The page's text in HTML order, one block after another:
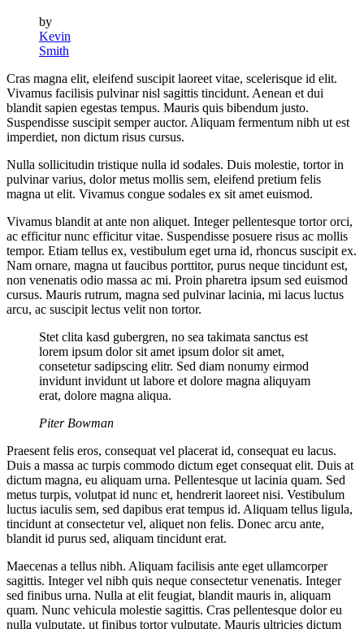
by
Kevin
Smith
Cras magna elit, eleifend suscipit laoreet vitae, scelerisque id elit.
Vivamus facilisis pulvinar nisl sagittis tincidunt. Aenean et dui
blandit sapien egestas tempus. Mauris quis bibendum justo.
Suspendisse suscipit semper auctor. Aliquam fermentum nibh ut est
imperdiet, non dictum risus cursus.
Nulla sollicitudin tristique nulla id sodales. Duis molestie, tortor in
pulvinar varius, dolor metus mollis sem, eleifend pretium felis
magna ut elit. Vivamus congue sodales ex sit amet euismod.
Vivamus blandit at ante non aliquet. Integer pellentesque tortor orci,
ac efficitur nunc efficitur vitae. Suspendisse posuere risus ac mollis
tempor. Etiam tellus ex, vestibulum eget urna id, rhoncus suscipit ex.
Nam ornare, magna ut faucibus porttitor, purus neque tincidunt est,
non venenatis odio massa ac mi. Proin pharetra ipsum sed euismod
cursus. Mauris rutrum, magna sed pulvinar lacinia, mi lacus luctus
arcu, ac suscipit lectus velit non tortor.
Stet clita kasd gubergren, no sea takimata sanctus est
lorem ipsum dolor sit amet ipsum dolor sit amet,
consetetur sadipscing elitr. Sed diam nonumy eirmod
invidunt invidunt ut labore et dolore magna aliquyam
erat, dolore magna aliqua.
Piter Bowman
Praesent felis eros, consequat vel placerat id, consequat eu lacus.
Duis a massa ac turpis commodo dictum eget consequat elit. Duis at
dictum magna, eu aliquam urna. Pellentesque ut lacinia quam. Sed
metus turpis, volutpat id nunc et, hendrerit laoreet nisi. Vestibulum
luctus iaculis sem, sed dapibus erat tempus id. Aliquam tellus ligula,
tincidunt at consectetur vel, aliquet non felis. Donec arcu ante,
blandit id purus sed, aliquam tincidunt erat.
Maecenas a tellus nibh. Aliquam facilisis ante eget ullamcorper
sagittis. Integer vel nibh quis neque consectetur venenatis. Integer
sed finibus urna. Nulla at elit feugiat, blandit mauris in, aliquam
quam. Nunc vehicula molestie sagittis. Cras pellentesque dolor eu
nulla vulputate, ut finibus tortor vulputate. Mauris ultricies dictum